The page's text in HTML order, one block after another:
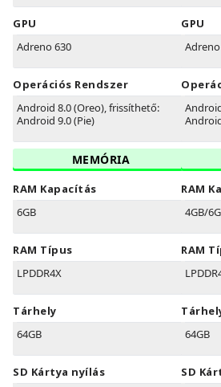
GPU
Adreno 630
Operációs Rendszer
Android 8.0 (Oreo), frissíthető:
Android 9.0 (Pie)
MEMÓRIA
RAM Kapacítás
6GB
RAM Típus
LPDDR4X
Tárhely
64GB
SD Kártya nyílás
GPU
RAM
4GB/
RAM
64GB
SD